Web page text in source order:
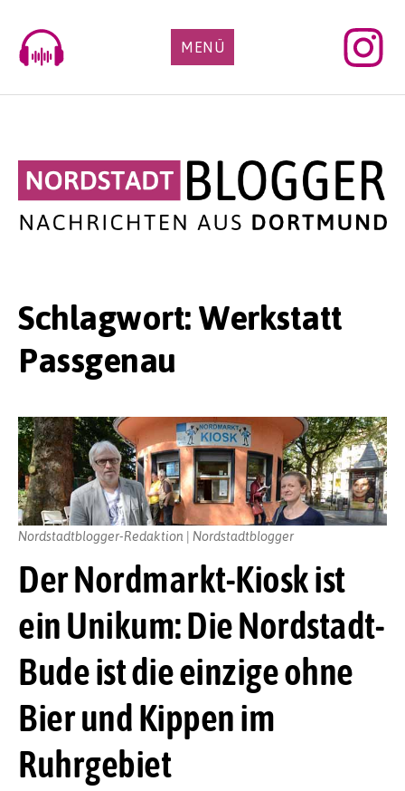
content
MENÜ
Schlagwort:Werkstatt
Passgenau
Der Nordmarkt-Kiosk ist
ein Unikum: Die Nordstadt-
Bude ist die einzige ohne
Bier und Kippen im
Ruhrgebiet
Nordstadtblogger-Redaktion | Nordstadtblogger